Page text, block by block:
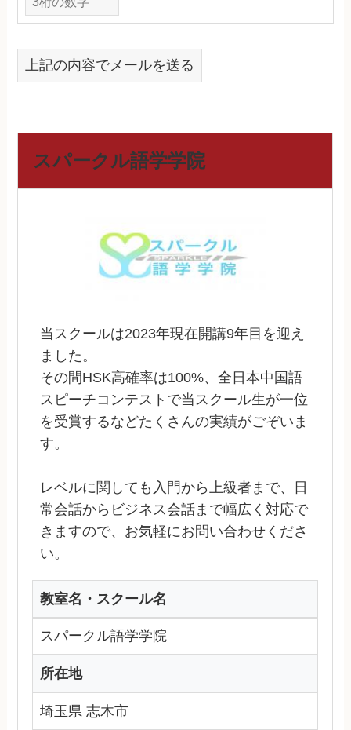
上記の内容でメールを送る
スパークル語学学院
当スクールは2023年現在開講9年目を迎え
ました。
その間HSK高確率は100%、全日本中国語
スピーチコンテストで当スクール生が一位
を受賞するなどたくさんの実績がごぞいま
す。
レベルに関しても入門から上級者まで、日
常会話からビジネス会話まで幅広く対応で
きますので、お気軽にお問い合わせくださ
い。
教室名・スクール名
スパークル語学学院
所在地
埼玉県 志木市